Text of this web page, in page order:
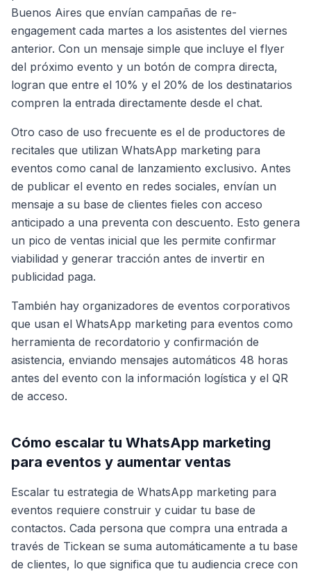
Buenos Aires que envían campañas de re-
engagement cada martes a los asistentes del viernes
anterior. Con un mensaje simple que incluye el flyer
del próximo evento y un botón de compra directa,
logran que entre el 10% y el 20% de los destinatarios
compren la entrada directamente desde el chat.
Otro caso de uso frecuente es el de productores de
recitales que utilizan WhatsApp marketing para
eventos como canal de lanzamiento exclusivo. Antes
de publicar el evento en redes sociales, envían un
mensaje a su base de clientes fieles con acceso
anticipado a una preventa con descuento. Esto genera
un pico de ventas inicial que les permite confirmar
viabilidad y generar tracción antes de invertir en
publicidad paga.
También hay organizadores de eventos corporativos
que usan el WhatsApp marketing para eventos como
herramienta de recordatorio y confirmación de
asistencia, enviando mensajes automáticos 48 horas
antes del evento con la información logística y el QR
de acceso.
Cómo escalar tu WhatsApp marketing
para eventos y aumentar ventas
Escalar tu estrategia de WhatsApp marketing para
eventos requiere construir y cuidar tu base de
contactos. Cada persona que compra una entrada a
través de Tickean se suma automáticamente a tu base
de clientes, lo que significa que tu audiencia crece con